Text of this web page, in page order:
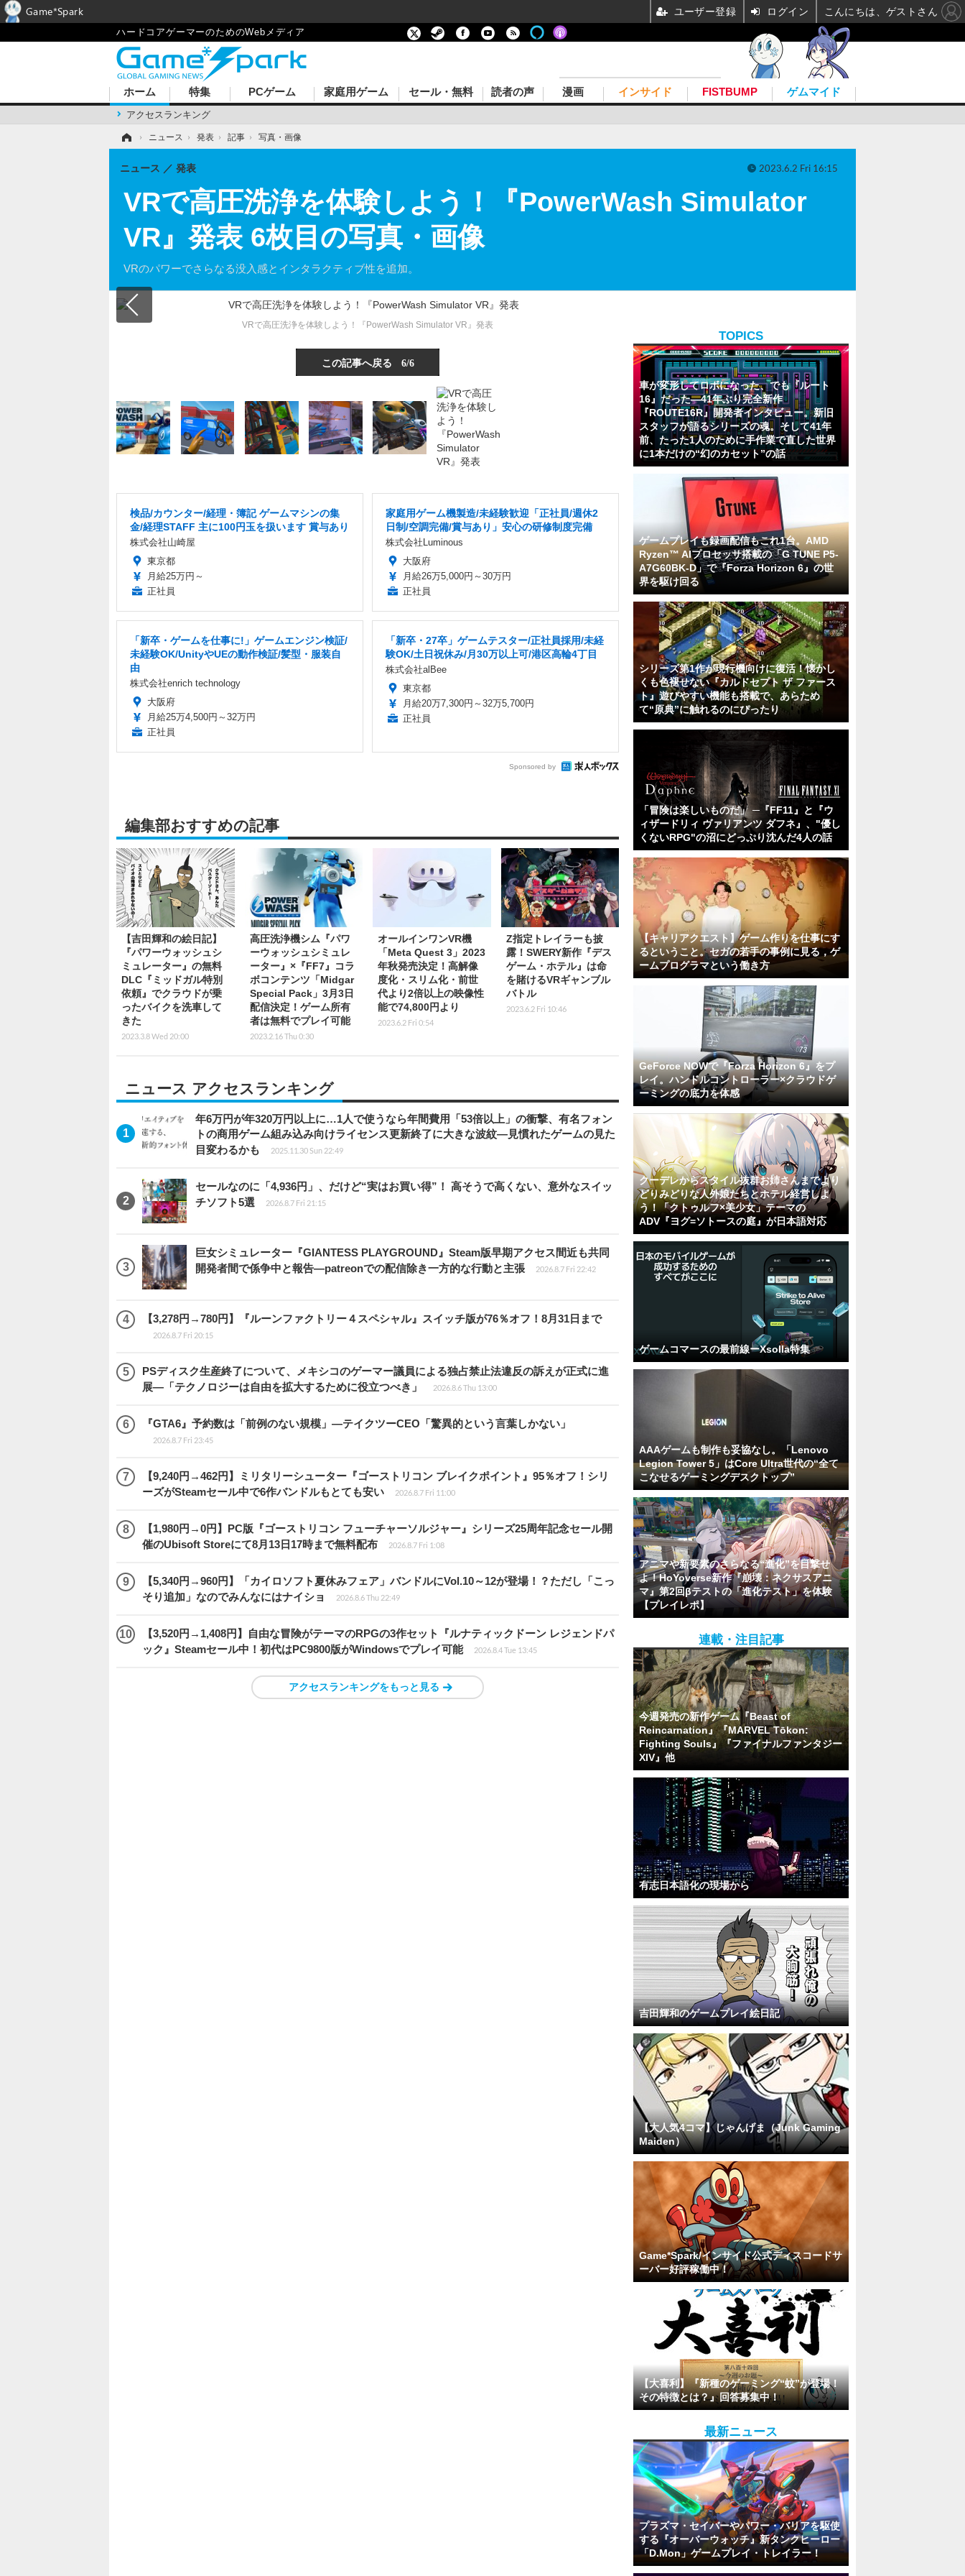
ハードコアゲーマーのためのWebメディア
ホーム
アクセスランキング
特集 PCゲーム 家庭用ゲーム セール・無料 読者の声 漫画 インサイド FISTBUMP ゲムマイド
› ニュース › 発表 › 記事 › 写真・画像
VRで高圧洗浄を体験しよう！『PowerWash Simulator
VR』発表 6枚目の写真・画像
VRのパワーでさらなる没入感とインタラクティブ性を追加。
ニュース 発表 2023.6.2 Fri 16:15
VRで高圧洗浄を体験しよう！『PowerWash Simulator VR』発表
この記事へ戻る 6/6
検品/カウンター/経理・簿記 ゲームマシンの集
金/経理STAFF 主に100円玉を扱います 賞与あり
株式会社山崎屋
東京都
月給25万円～
正社員
家庭用ゲーム機製造/未経験歓迎「正社員/週休2
日制/空調完備/賞与あり」安心の研修制度完備
株式会社Luminous
大阪府
月給26万5,000円～30万円
正社員
「新卒・ゲームを仕事に!」ゲームエンジン検証/
未経験OK/UnityやUEの動作検証/髪型・服装自
由
株式会社enrich technology
大阪府
月給25万4,500円～32万円
正社員
「新卒・27卒」ゲームテスター/正社員採用/未経
験OK/土日祝休み/月30万以上可/港区高輪4丁目
株式会社alBee
東京都
月給20万7,300円～32万5,700円
正社員
Sponsored by
編集部おすすめの記事
【吉田輝和の絵日記】
『パワーウォッシュシ
ミュレーター』の無料
DLC『ミッドガル特別
依頼』でクラウドが乗
ったバイクを洗車して
きた
2023.3.8 Wed 20:00
高圧洗浄機シム『パワ
ーウォッシュシミュレ
ーター』×『FF7』コラ
ボコンテンツ「Midgar
Special Pack」3月3日
配信決定！ゲーム所有
者は無料でプレイ可能
2023.2.16 Thu 0:30
オールインワンVR機
「Meta Quest 3」2023
年秋発売決定！高解像
度化・スリム化・前世
代より2倍以上の映像性
能で74,800円より
2023.6.2 Fri 0:54
Z指定トレイラーも披
露！SWERY新作『デス
ゲーム・ホテル』は命
を賭けるVRギャンブル
バトル
2023.6.2 Fri 10:46
ニュース アクセスランキング
年6万円が年320万円以上に…1人で使うなら年間費用「53倍以上」の衝撃、有名フォン
トの商用ゲーム組み込み向けライセンス更新終了に大きな波紋―見慣れたゲームの見た
目変わるかも
2025.11.30 Sun 22:49
セールなのに「4,936円」、だけど“実はお買い得”！ 高そうで高くない、意外なスイッ
チソフト5選
2026.8.7 Fri 21:15
巨女シミュレーター『GIANTESS PLAYGROUND』Steam版早期アクセス間近も共同
開発者間で係争中と報告―patreonでの配信除き一方的な行動と主張
2026.8.7 Fri 22:42
【3,278円→780円】『ルーンファクトリー４スペシャル』スイッチ版が76％オフ！8月31日まで
2026.8.7 Fri 20:15
PSディスク生産終了について、メキシコのゲーマー議員による独占禁止法違反の訴えが正式に進
展―「テクノロジーは自由を拡大するために役立つべき」
2026.8.6 Thu 13:00
『GTA6』予約数は「前例のない規模」―テイクツーCEO「驚異的という言葉しかない」
2026.8.7 Fri 23:45
【9,240円→462円】ミリタリーシューター『ゴーストリコン ブレイクポイント』95％オフ！シリ
ーズがSteamセール中で6作バンドルもとても安い
2026.8.7 Fri 11:00
【1,980円→0円】PC版『ゴーストリコン フューチャーソルジャー』シリーズ25周年記念セール開
催のUbisoft Storeにて8月13日17時まで無料配布
2026.8.7 Fri 1:08
【5,340円→960円】「カイロソフト夏休みフェア」バンドルにVol.10～12が登場！？ただし「こっ
そり追加」なのでみんなにはナイショ
2026.8.6 Thu 22:49
【3,520円→1,408円】自由な冒険がテーマのRPGの3作セット『ルナティックドーン レジェンドパ
ック』Steamセール中！初代はPC9800版がWindowsでプレイ可能
2026.8.4 Tue 13:45
アクセスランキングをもっと見る
TOPICS
車が変形してロボになった、でも『ルート
16』だった―41年ぶり完全新作
『ROUTE16R』開発者インタビュー。新旧
スタッフが語るシリーズの魂。そして41年
前、たった1人のために手作業で直した世界
に1本だけの“幻のカセット”の話
ゲームプレイも録画配信もこれ1台。AMD
Ryzen™ AIプロセッサ搭載の「G TUNE P5-
A7G60BK-D」で『Forza Horizon 6』の世
界を駆け回る
シリーズ第1作が現行機向けに復活！懐かし
くも色褪せない『カルドセプト ザ ファース
ト』遊びやすい機能も搭載で、あらため
て“原典”に触れるのにぴったり
「冒険は楽しいものだ」 ─『FF11』と『ウ
ィザードリィ ヴァリアンツ ダフネ』、"優し
くないRPG"の沼にどっぷり沈んだ4人の話
【キャリアクエスト】ゲーム作りを仕事にす
るということ。セガの若手の事例に見る，ゲ
ームプログラマという働き方
GeForce NOWで『Forza Horizon 6』をプ
レイ。ハンドルコントローラー×クラウドゲ
ーミングの底力を体感
クーデレからスタイル抜群お姉さんまでより
どりみどりな人外娘たちとホテル経営しよ
う！「クトゥルフ×美少女」テーマの
ADV『ヨグ=ソトースの庭』が日本語対応
ゲームコマースの最前線ーXsolla特集
AAAゲームも制作も妥協なし。「Lenovo
Legion Tower 5」はCore Ultra世代の“全て
こなせるゲーミングデスクトップ”
アニマや新要素のさらなる“進化”を目撃せ
よ！HoYoverse新作『崩壊：ネクサスアニ
マ』第2回βテストの「進化テスト」を体験
【プレイレポ】
連載・注目記事
今週発売の新作ゲーム『Beast of
Reincarnation』『MARVEL Tōkon:
Fighting Souls』『ファイナルファンタジー
XIV』他
有志日本語化の現場から
吉田輝和のゲームプレイ絵日記
【大人気4コマ】じゃんげま（Junk Gaming
Maiden）
Game*Spark/インサイド公式ディスコードサ
ーバー好評稼働中！
【大喜利】『新種のゲーミング“蚊”が登場！
その特徴とは？』回答募集中！
最新ニュース
プラズマ・セイバーやパワー・バリアを駆使
する『オーバーウォッチ』新タンクヒーロー
「D.Mon」ゲームプレイ・トレイラー！
Game*Spark ユーザー登録 ログイン こんにちは、ゲストさん